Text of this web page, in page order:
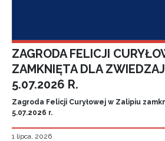
ZAGRODA FELICJI
ZAMKNIĘTA DLA
5.07.2026 R.
Zagroda Felicji Curyłowej w Zalipiu
5.07.2026 r.
1 lipca, 2026